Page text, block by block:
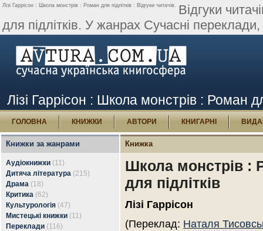
Лізі Гаррісон : Школа монстрів : Роман для підлітків : Відгуки читачів. Відгуки
для підлітків. У жанрах Сучасні
Лізі Гаррісон : Школа монстрів : Роман
ГОЛОВНА КНИЖКИ АВТОРИ КНИГАРНІ
Книжки за жанрами
Аудіокнижки (11)
Дитяча література (215)
Драма (18)
Критика (62)
Культурологія (47)
Мистецькі книжки (11)
Переклади (116)
Книжка
Школа монстрів :
для підлітків
Лізі Гаррісон
(Переклад: Наталя